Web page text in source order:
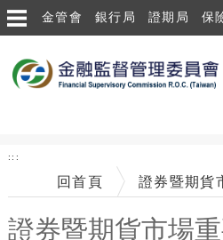
跳到主要內容區塊
金管會 銀行局 證期局 保
:::
回首頁 證券暨期貨
證券暨期貨市場